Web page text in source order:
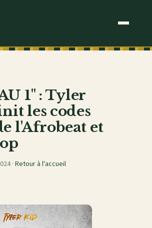
1" : Tyler
les codes
l'Afrobeat et
· Retour à l'accueil